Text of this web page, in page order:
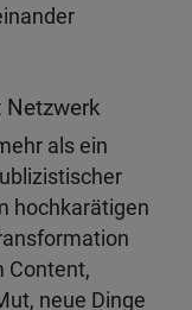
als ein
hochkarätigen
Content,
neue Dinge